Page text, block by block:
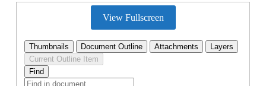
View Fullscreen